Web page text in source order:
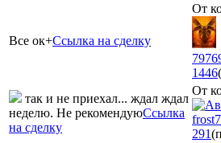
Все ок+Ссылка на сделку
От
1446
так и не приехал... ждал ждал
неделю. Не рекомендуюСсылка
на сделку
От
291